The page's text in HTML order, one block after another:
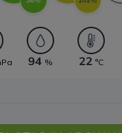
Twoich danych poza teren
informacji, które są